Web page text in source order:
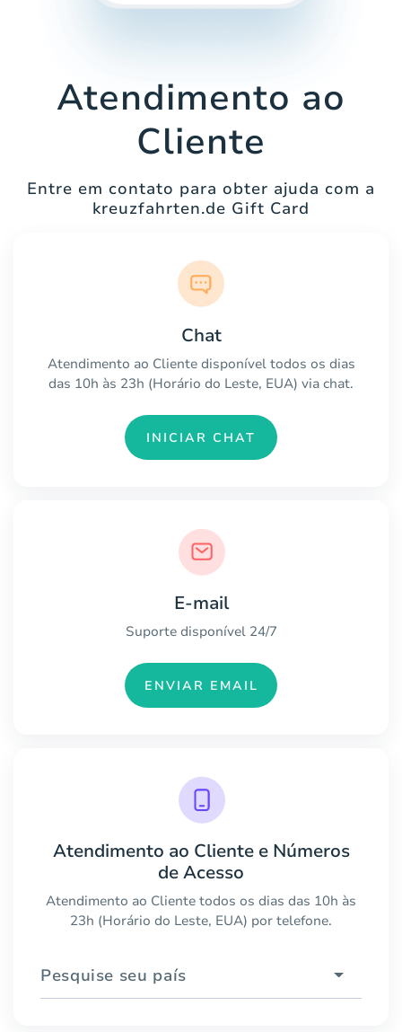
Atendimento ao
Cliente
Entre em contato para obter ajuda com a
kreuzfahrten.de Gift Card
Chat
Atendimento ao Cliente disponível todos os dias
das 10h às 23h (Horário do Leste, EUA) via chat.
INICIAR CHAT
E-mail
Suporte disponível 24/7
ENVIAR EMAIL
Atendimento ao Cliente e Números
de Acesso
Atendimento ao Cliente todos os dias das 10h às
23h (Horário do Leste, EUA) por telefone.
Pesquise seu país